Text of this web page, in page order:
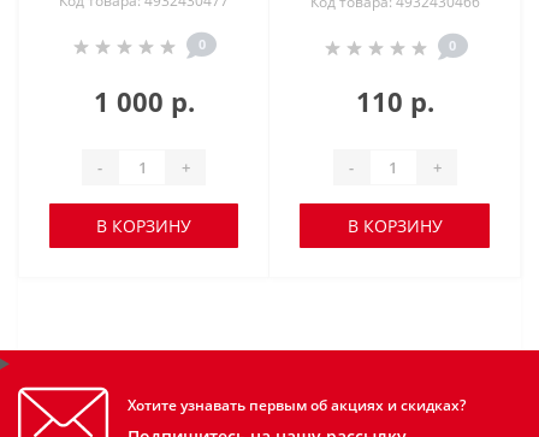
0
1 000 р.
- +
В КОРЗИНУ
0
110 р.
- +
В КОРЗИНУ
Хотите узнавать первым об акциях и скидках?